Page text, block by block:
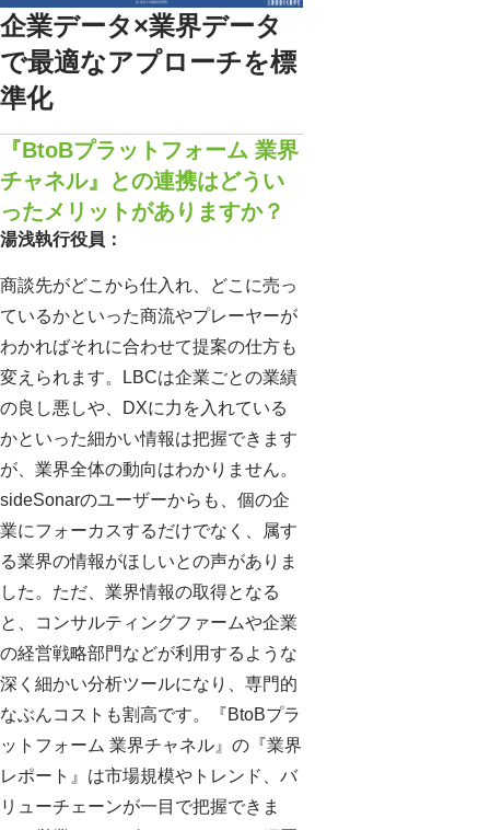
企業データ×業界データ
で最適なアプローチを標
準化
『BtoBプラットフォーム 業界
チャネル』との連携はどうい
ったメリットがありますか？
湯浅執行役員：
商談先がどこから仕入れ、どこに売っ
ているかといった商流やプレーヤーが
わかればそれに合わせて提案の仕方も
変えられます。LBCは企業ごとの業績
の良し悪しや、DXに力を入れている
かといった細かい情報は把握できます
が、業界全体の動向はわかりません。
sideSonarのユーザーからも、個の企
業にフォーカスするだけでなく、属す
る業界の情報がほしいとの声がありま
した。ただ、業界情報の取得となる
と、コンサルティングファームや企業
の経営戦略部門などが利用するような
深く細かい分析ツールになり、専門的
なぶんコストも割高です。『BtoBプラ
ットフォーム 業界チャネル』の『業界
レポート』は市場規模やトレンド、バ
リューチェーンが一目で把握できま